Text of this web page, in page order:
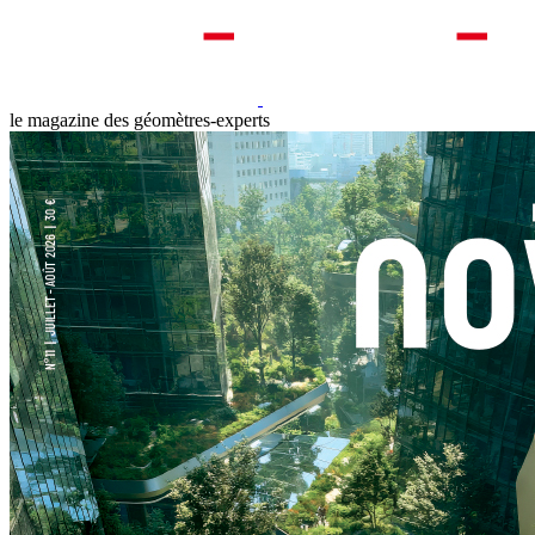
le magazine des géomètres-experts